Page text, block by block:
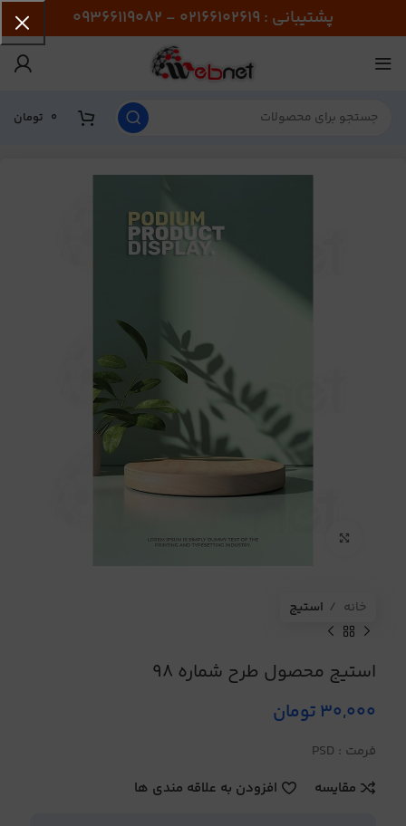
پشتیبانی : 02166102619 - 09366119082
0 تومان
برای بزرگنمایی کلیک کنید
خانه استیج
استیج محصول طرح شماره 98
30,000تومان
فرمت : PSD
مقایسه
افزودن به علاقه مندی ها